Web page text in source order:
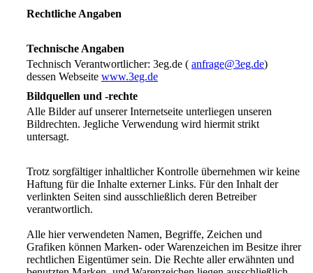
Rechtliche Angaben
Technische Angaben
Technisch Verantwortlicher: 3eg.de ( anfrage@3eg.de)
dessen Webseite www.3eg.de
Bildquellen und -rechte
Alle Bilder auf unserer Internetseite unterliegen unseren
Bildrechten. Jegliche Verwendung wird hiermit strikt
untersagt.
Trotz sorgfältiger inhaltlicher Kontrolle übernehmen wir keine
Haftung für die Inhalte externer Links. Für den Inhalt der
verlinkten Seiten sind ausschließlich deren Betreiber
verantwortlich.
Alle hier verwendeten Namen, Begriffe, Zeichen und
Grafiken können Marken- oder Warenzeichen im Besitze ihrer
rechtlichen Eigentümer sein. Die Rechte aller erwähnten und